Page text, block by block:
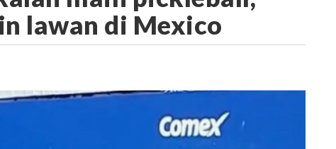
lawan di Mexico